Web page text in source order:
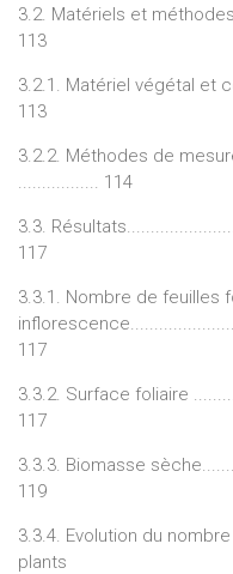
3.2. Matériels et
113
3.2.1. Matériel végétal et
113
3.2.2. Méthodes de
................. 114
3.3.
117
3.3.1. Nombre de feuilles
117
3.3.2. Surface foliaire
117
3.3.3. Biomasse
119
3.3.4. Evolution du
plants